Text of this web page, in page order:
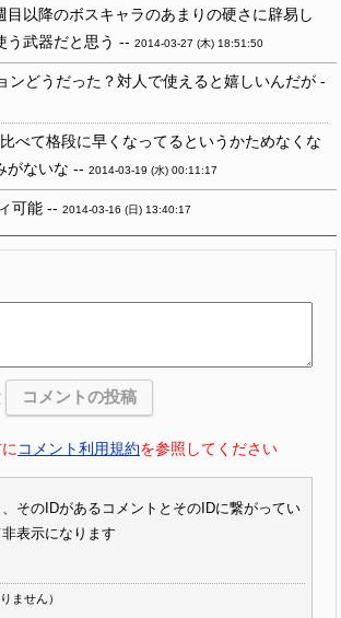
目以降のボスキャラのあまりの硬さに辟易し
う武器だと思う -- 2014-03-27 (木) 18:51:50
ンどうだった？対人で使えると嬉しいんだが -
べて格段に早くなってるというかためなくな
がないな -- 2014-03-19 (水) 00:11:17
可能 -- 2014-03-16 (日) 13:40:17
コメント利用規約を参照してください
そのIDがあるコメントとそのIDに繋がってい
表示になります
ません）